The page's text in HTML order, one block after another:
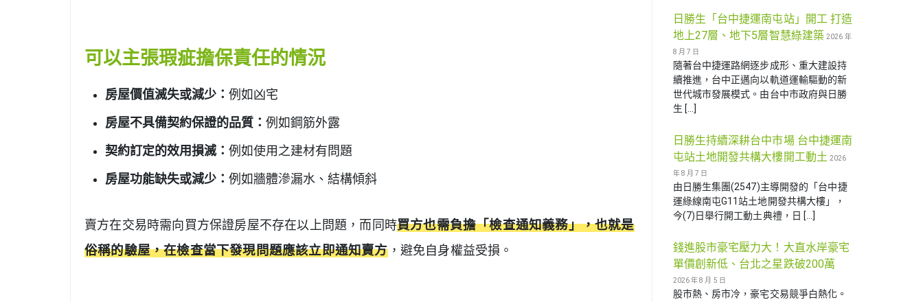
可以主張瑕疵擔保責任的情況
房屋價值滅失或減少： 例如凶宅
房屋不具備契約保證的品質： 例如鋼筋外露
契約訂定的效用損滅： 例如使用之建材有問題
房屋功能缺失或減少： 例如牆體滲漏水、結構傾斜
賣方在交易時需向買方保證房屋不存在以上問題，而同時買方也需負擔「檢查通知義務」，也就是
俗稱的驗屋，在檢查當下發現問題應該立即通知賣方，避免自身權益受損。
日勝生「台中捷運南屯站」開工 打造
地上27層、地下5層智慧綠建築 2026 年
8 月 7 日
隨著台中捷運路網逐步成形、重大建設持
續推進，台中正邁向以軌道運輸驅動的新
世代城市發展模式。由台中市政府與日勝
生 […]
日勝生持續深耕台中市場 台中捷運南
屯站土地開發共構大樓開工動土 2026
年 8 月 7 日
由日勝生集團(2547)主導開發的「台中捷
運綠線南屯G11站土地開發共構大樓」，
今(7)日舉行開工動土典禮，日 […]
錢進股市豪宅壓力大！大直水岸豪宅
單價創新低、台北之星跌破200萬
2026 年 8 月 5 日
股市熱、房市冷，豪宅交易競爭白熱化。